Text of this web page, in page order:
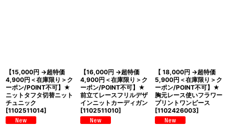
【15,000円 →超特価
4,900円＜在庫限り＞ク
ーポン/POINT不可】★
ニットタフタ切替ニット
チュニック
[1102511014]
【16,000円 →超特価
4,900円＜在庫限り＞ク
ーポン/POINT不可】★
前立てレースフリルデザ
インニットカーディガン
[1102511010]
【 18,000円 →超特価
5,900円＜在庫限り＞ク
ーポン/POINT不可】★
胸元レース使いフラワー
プリントワンピース
[1102426003]